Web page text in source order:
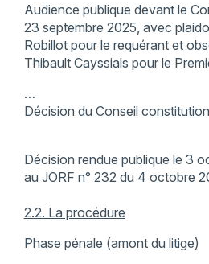
Audience publique devant le
23 septembre 2025, avec
Robillot pour le requérant et
Thibault Cayssials pour le
…
Décision du Conseil
Décision rendue publique le 3
au JORF n° 232 du 4 octobre
2.2. La procédure
Phase pénale (amont du litige)